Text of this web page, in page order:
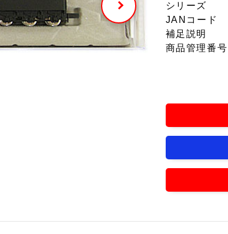
シリーズ
JANコード
補足説明
商品管理番号